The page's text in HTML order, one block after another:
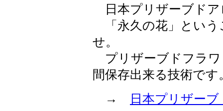
日本プリザーブドア
「永久の花」という
せ。
プリザーブドフラワ
間保存出来る技術です
→
日本プリザー